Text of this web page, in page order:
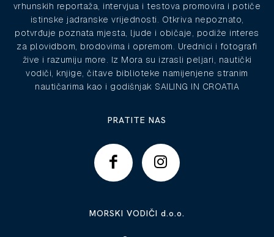
vrhunskih reportaža, intervjua i testova promovira i potiče
istinske jadranske vrijednosti. Otkriva nepoznato,
potvrđuje poznata mjesta, ljude i običaje, podiže interes
za plovidbom, brodovima i opremom. Urednici i fotografi
žive i razumiju more. Iz Mora su izrasli peljari, nautički
vodiči, knjige, čitave biblioteke namijenjene stranim
nautičarima kao i godišnjak SAILING IN CROATIA
PRATITE NAS
MORSKI VODIČI d.o.o.